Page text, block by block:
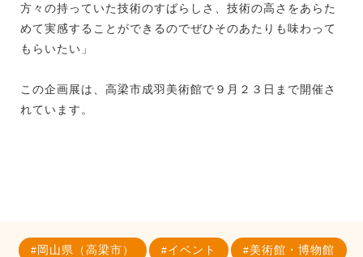
方々の持っていた技術のすばらしさ、技術の高さをあらた
めて実感することができるのでぜひそのあたりも味わって
もらいたい」
この企画展は、高梁市成羽美術館で９月２３日まで開催さ
れています。
岡山県（高梁市） イベント 美術館・博物館